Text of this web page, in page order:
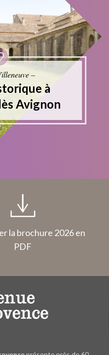
–
à
Avignon
la brochure 2026 en
PDF